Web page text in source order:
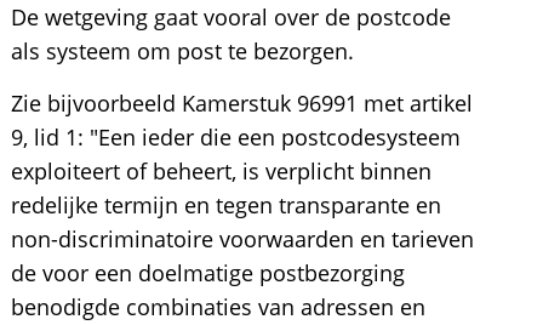
De wetgeving gaat vooral over de postcode
als systeem om post te bezorgen.
Zie bijvoorbeeld Kamerstuk 96991 met artikel
9, lid 1: "Een ieder die een postcodesysteem
exploiteert of beheert, is verplicht binnen
redelijke termijn en tegen transparante en
non-discriminatoire voorwaarden en tarieven
de voor een doelmatige postbezorging
benodigde combinaties van adressen en